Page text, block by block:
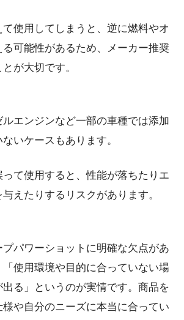
使用してしまうと、逆に燃料やオ
可能性があるため、メーカー推奨
が大切です。
エンジンなど一部の車種では添加
いケースもあります。
て使用すると、性能が落ちたりエ
えたりするリスクがあります。
パワーショットに明確な欠点があ
「使用環境や目的に合っていない場
る」というのが実情です。商品を
や自分のニーズに本当に合ってい